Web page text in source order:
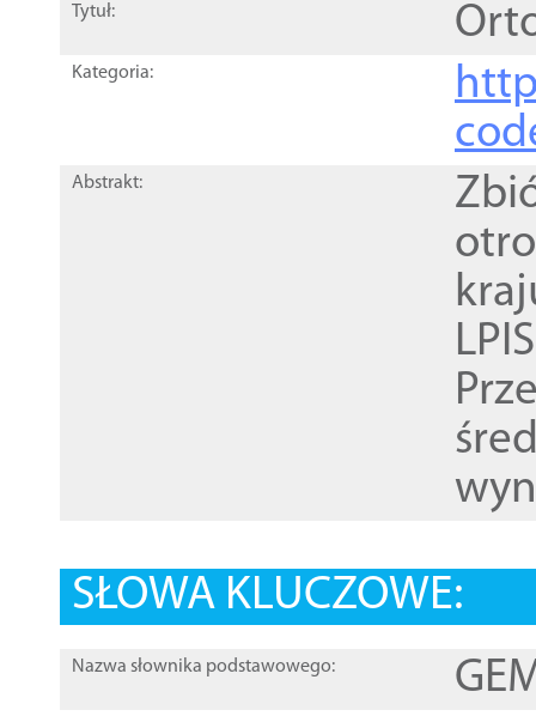
Tytuł:
Kategoria:
Abstrakt:
SŁOWA KLUCZOWE:
Nazwa słownika podstawowego: